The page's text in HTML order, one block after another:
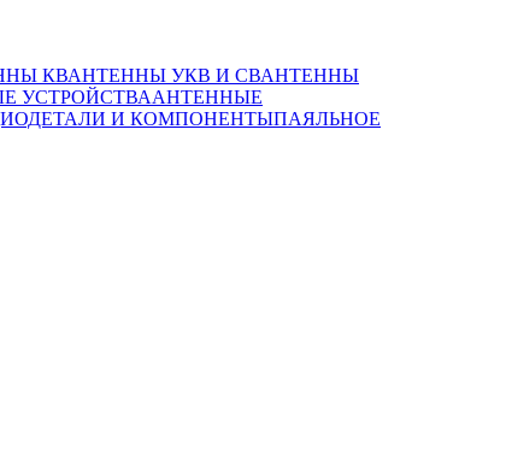
КВАНТЕННЫ УКВ И СВАНТЕННЫ
УСТРОЙСТВААНТЕННЫЕ
И КОМПОНЕНТЫПАЯЛЬНОЕ